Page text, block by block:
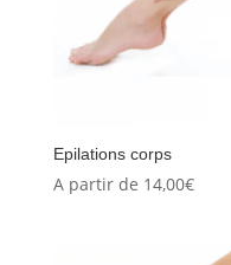
Epilations corps
A partir de 14,00€